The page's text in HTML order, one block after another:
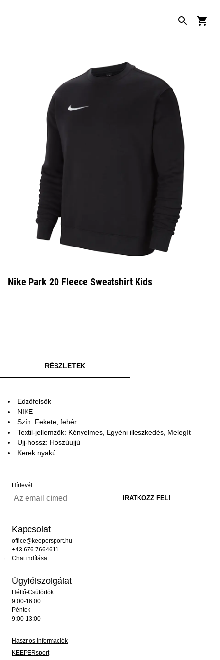
Nike Park 20 Fleece Sweatshirt Kids
RÉSZLETEK
Edzőfelsők
NIKE
Szín: Fekete, fehér
Textil-jellemzők: Kényelmes, Egyéni illeszkedés, Melegít
Ujj-hossz: Hoszúujjú
Kerek nyakú
Hírlevél
Kapcsolat
office@keepersport.hu
+43 676 7664611
Chat indítása
Ügyfélszolgálat
Hétfő-Csütörtök
9:00-16:00
Péntek
9:00-13:00
Hasznos információk
KEEPERsport